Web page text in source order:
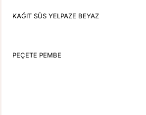
KAĞIT SÜS YELPAZE BEYAZ
PEÇETE PEMBE